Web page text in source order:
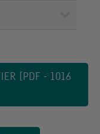
[PDF - 1016